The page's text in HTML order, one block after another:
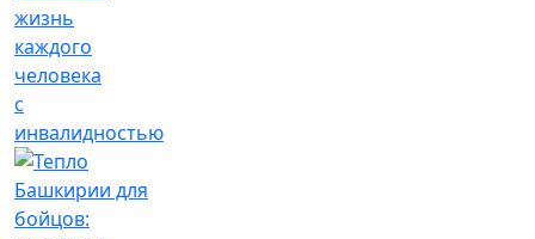
жизнь
каждого
человека
с
инвалидностью